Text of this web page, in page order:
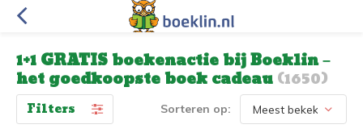
1+1 GRATIS boekenactie bij Boeklin –
het goedkoopste boek cadeau(1650)
Filters Sorteren op: